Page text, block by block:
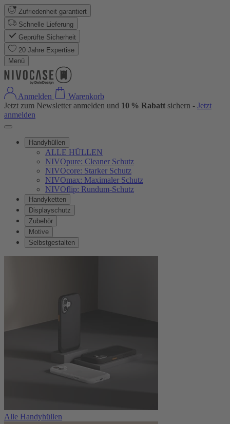
Zufriedenheit garantiert
Schnelle Lieferung
Geprüfte Sicherheit
20 Jahre Expertise
Menü
Anmelden
Warenkorb
Jetzt zum Newsletter anmelden und 10 % Rabatt sichern - Jetzt
anmelden
Handyhüllen
ALLE HÜLLEN
NIVOpure: Cleaner Schutz
NIVOcore: Starker Schutz
NIVOmax: Maximaler Schutz
NIVOflip: Rundum-Schutz
Handyketten
Displayschutz
Zubehör
Motive
Selbstgestalten
Alle Handyhüllen